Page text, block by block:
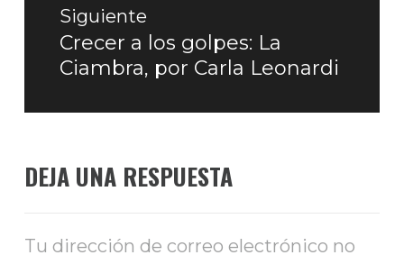
Siguiente
Entrada
siguiente:
Crecer a los golpes: La
Ciambra, por Carla Leonardi
DEJA UNA RESPUESTA
Tu dirección de correo electrónico no